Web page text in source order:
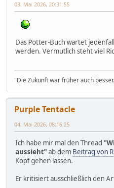
03. Mai 2026, 20:31:55
Das Potter-Buch wartet
werden. Vermutlich steht viel
"Die Zukunft war früher auch
Purple Tentacle
04. Mai 2026, 08:16:25
Ich habe mir mal den Thread
aussieht"ab dem Beitrag von
Kopf gehen lassen.
Er kritisiert ausschließlich den